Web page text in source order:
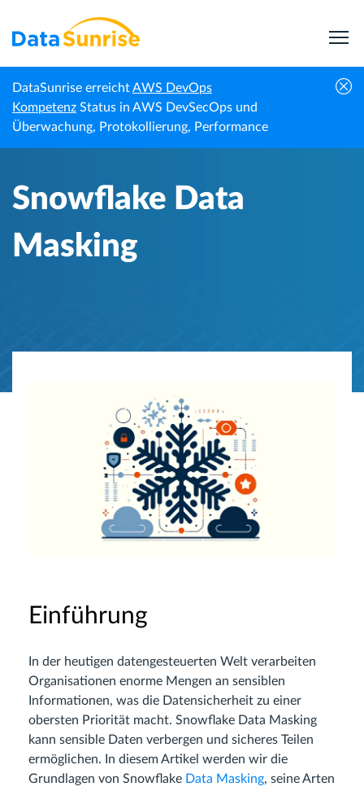
DataSunrise erreichtAWS DevOps
Kompetenz Status in AWS DevSecOps und
Überwachung, Protokollierung, Performance
Startseite Wissenszentrum Snowflake Data Masking
Snowflake Data
Masking
Einführung
In der heutigen datengesteuerten Welt verarbeiten
Organisationen enorme Mengen an sensiblen
Informationen, was die Datensicherheit zu einer
obersten Priorität macht. Snowflake Data Masking
kann sensible Daten verbergen und sicheres Teilen
ermöglichen. In diesem Artikel werden wir die
Grundlagen von Snowflake Data Masking, seine Arten